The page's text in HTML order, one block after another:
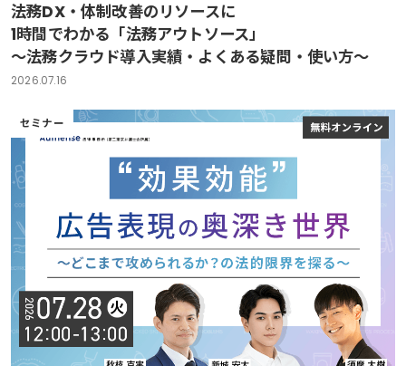
法務DX・体制改善のリソースに
1時間でわかる「法務アウトソース」
～法務クラウド導入実績・よくある疑問・使い方～
2026.07.16
セミナー